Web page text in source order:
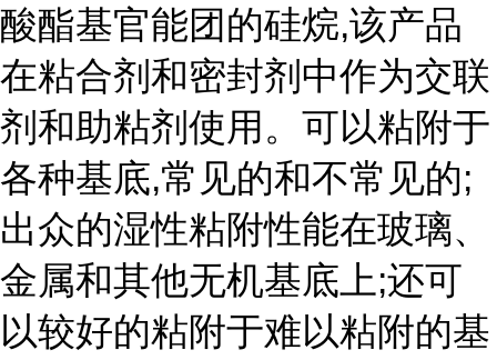
酸酯基官能团的硅烷,该产品
在粘合剂和密封剂中作为交联
剂和助粘剂使用。可以粘附于
各种基底,常见的和不常见的;
出众的湿性粘附性能在玻璃、
金属和其他无机基底上;还可
以较好的粘附于难以粘附的基